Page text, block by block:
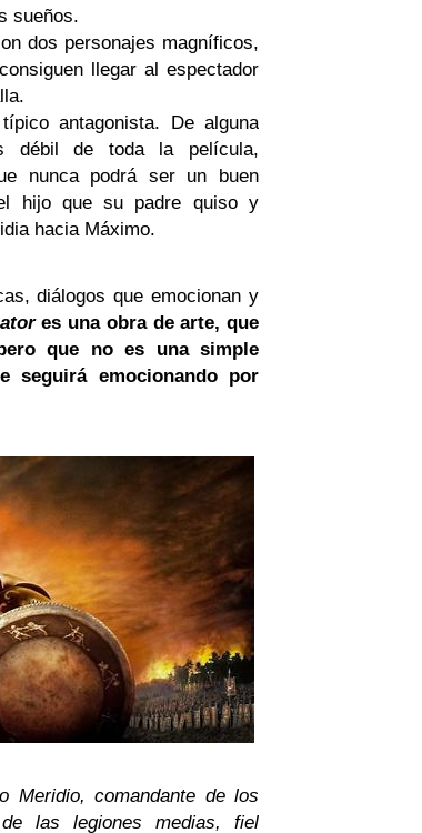
sueños.
dos personajes magníficos,
llegar al espectador
antagonista. De alguna
débil de toda la película,
nunca podrá ser un buen
hijo que su padre quiso y
hacia Máximo.
diálogos que emocionan y
es una obra de arte, que
que no es una simple
seguirá emocionando por
Meridio, comandante de los
las legiones medias, fiel